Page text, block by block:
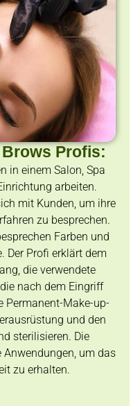
Profis:
in einem Salon, Spa
arbeiten.
mit Kunden, um ihre
zu besprechen.
Farben und
Der Profi erklärt dem
die verwendete
nach dem Eingriff
Permanent-Make-up-
und den
sterilisieren. Die
um das
zu erhalten.